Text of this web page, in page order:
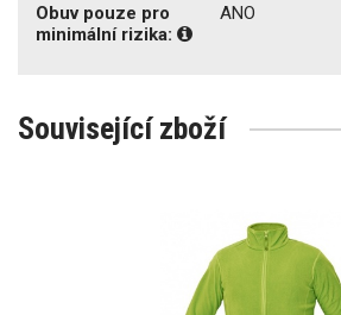
Obuv pouze pro
minimální rizika:
ANO
Související zboží